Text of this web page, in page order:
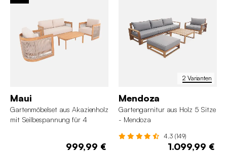
Maui
Gartenmöbelset aus Akazienholz
mit Seilbespannung für 4
999,99 €
2 Varianten
Mendoza
Gartengarnitur aus Holz 5 Sitze
- Mendoza
4.3 (149)
1.099,99 €